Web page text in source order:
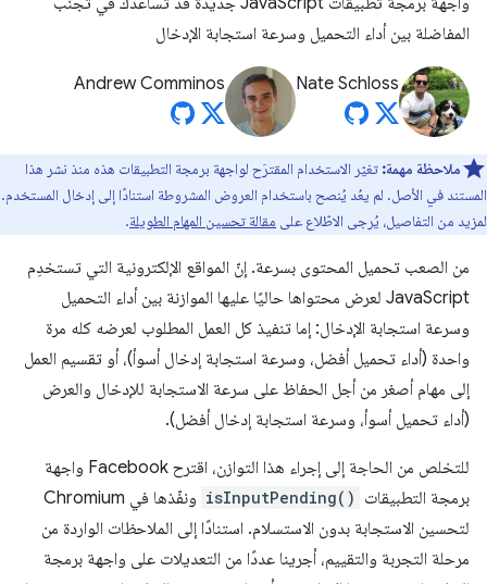
المفاضلة بين أداء التحميل وسرعة استجابة الإدخال
Nate Schloss
Andrew Comminos
ملاحظة مهمة: تغيّر الاستخدام المقترَح لواجهة برمجة التطبيقات هذه منذ نشر هذا
المستند في الأصل. لم يعُد يُنصح باستخدام العروض المشروطة استنادًا إلى إدخال المستخدم.
لمزيد من التفاصيل، يُرجى الاطّلاع على مقالة تحسين المهام الطويلة.
من الصعب تحميل المحتوى بسرعة. إنّ المواقع الإلكترونية التي تستخدِم
JavaScript لعرض محتواها حاليًا عليها الموازنة بين أداء التحميل
وسرعة استجابة الإدخال: إما تنفيذ كل العمل المطلوب لعرضه كله مرة
واحدة (أداء تحميل أفضل، وسرعة استجابة إدخال أسوأ)، أو تقسيم العمل
إلى مهام أصغر من أجل الحفاظ على سرعة الاستجابة للإدخال والعرض
(أداء تحميل أسوأ، وسرعة استجابة إدخال أفضل).
للتخلص من الحاجة إلى إجراء هذا التوازن، اقترح Facebook واجهة
برمجة التطبيقات isInputPending()
ونفّذها في Chromium
لتحسين الاستجابة بدون الاستسلام. استنادًا إلى الملاحظات الواردة من
مرحلة التجربة والتقييم، أجرينا عددًا من التعديلات على واجهة برمجة